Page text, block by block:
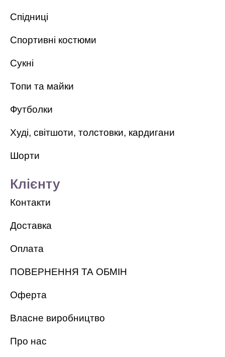
Спідниці
Спортивні костюми
Сукні
Топи та майки
Футболки
Худі, світшоти, толстовки, кардигани
Шорти
Клієнту
Контакти
Доставка
Оплата
ПОВЕРНЕННЯ ТА ОБМІН
Оферта
Власне виробництво
Про нас